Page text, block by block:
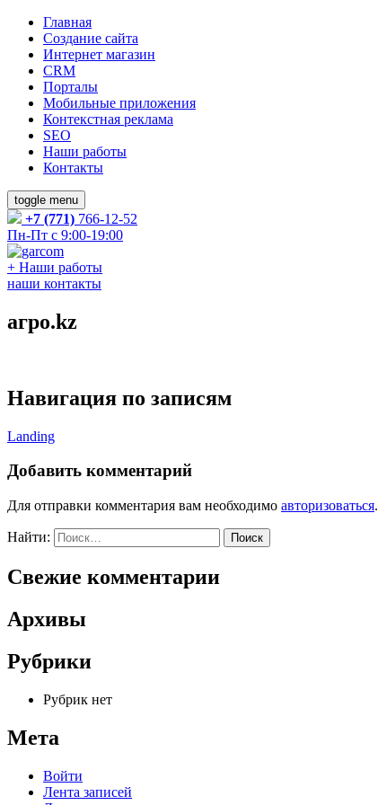
Главная
Создание сайта
Интернет магазин
CRM
Порталы
Мобильные приложения
Контекстная реклама
SEO
Наши работы
Контакты
toggle menu
+7 (771) 766-12-52
Пн-Пт с 9:00-19:00
+ Наши работы
наши контакты
агро.kz
Навигация по записям
Landing
Добавить комментарий
Для отправки комментария вам необходимо авторизоваться.
Найти:
Свежие комментарии
Архивы
Рубрики
Рубрик нет
Мета
Войти
Лента записей